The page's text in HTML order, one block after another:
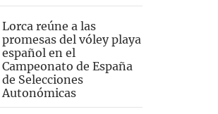
Lorca reúne a las
promesas del vóley playa
español en el
Campeonato de España
de Selecciones
Autonómicas